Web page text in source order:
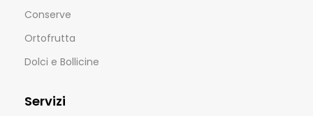
Conserve
Ortofrutta
Dolci e Bollicine
Servizi